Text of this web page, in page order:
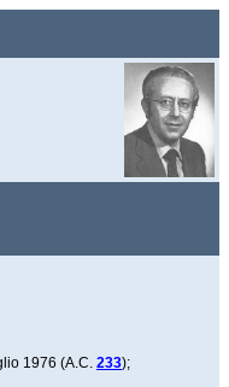
1976 (A.C. 233);